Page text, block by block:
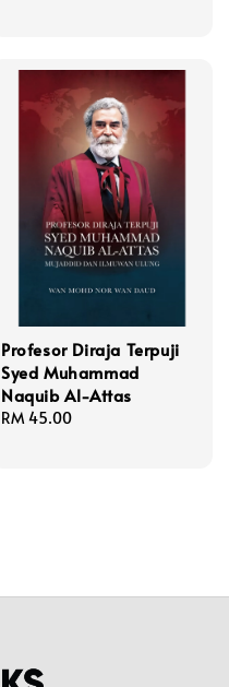
Profesor Diraja Terpuji
Syed Muhammad
Naquib Al-Attas
Regular
RM 45.00